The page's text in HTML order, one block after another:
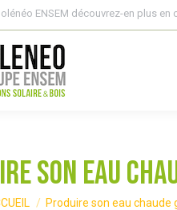
ENSEM découvrez-en plus en
son eau
: Produire son eau chaude